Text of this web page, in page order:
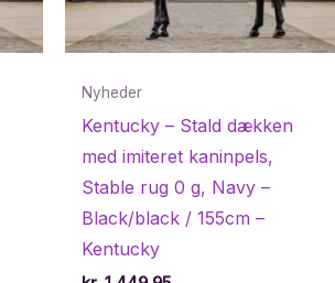
Nyheder
Kentucky – Stald dækken
med imiteret kaninpels,
Stable rug 0 g, Navy –
Black/black / 155cm –
Kentucky